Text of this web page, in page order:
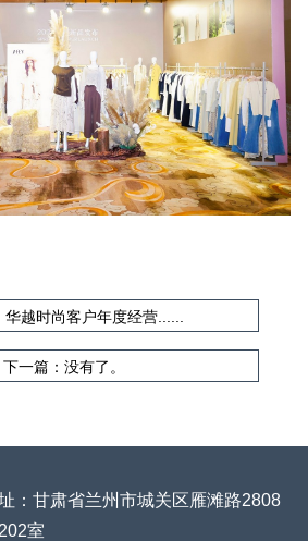
华越时尚客户年度经营......
下一篇：没有了。
：甘肃省兰州市城关区雁滩路2808
室